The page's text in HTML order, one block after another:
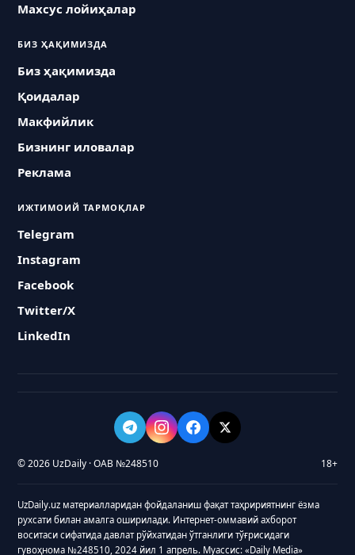
Махсус лойиҳалар
БИЗ ҲАҚИМИЗДА
Биз ҳақимизда
Қоидалар
Макфийлик
Бизнинг иловалар
Реклама
ИЖТИМОИЙ ТАРМОҚЛАР
Telegram
Instagram
Facebook
Twitter/X
LinkedIn
© 2026 UzDaily · ОАВ №248510 18+
UzDaily.uz материалларидан фойдаланиш фақат таҳририятнинг ёзма
рухсати билан амалга оширилади. Интернет-оммавий ахборот
воситаси сифатида давлат рўйхатидан ўтганлиги тўғрисидаги
гувоҳнома №248510, 2024 йил 1 апрель. Муассис: «Daily Media»